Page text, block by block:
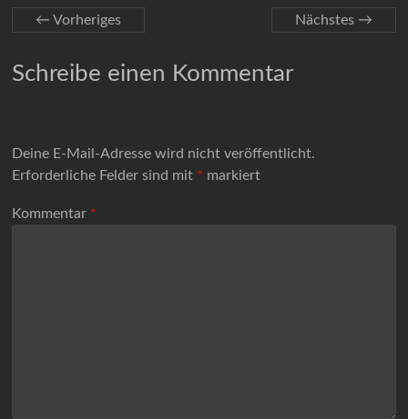
← Vorheriges Nächstes →
Schreibe einen Kommentar
Deine E-Mail-Adresse wird nicht veröffentlicht.
Erforderliche Felder sind mit * markiert
Kommentar *